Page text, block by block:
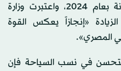
نحو 21 في المائة مقارنة بعام 2024، واعتبرت وزارة
«إنجازاً يعكس القوة
المصري».
في نسب السياحة فإن